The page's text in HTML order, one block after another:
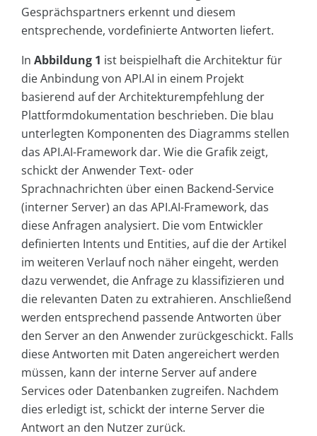
Gesprächspartners erkennt und diesem
entsprechende, vordefinierte Antworten liefert.
In Abbildung 1 ist beispielhaft die Architektur für
die Anbindung von API.AI in einem Projekt
basierend auf der Architekturempfehlung der
Plattformdokumentation beschrieben. Die blau
unterlegten Komponenten des Diagramms stellen
das API.AI-Framework dar. Wie die Grafik zeigt,
schickt der Anwender Text- oder
Sprachnachrichten über einen Backend-Service
(interner Server) an das API.AI-Framework, das
diese Anfragen analysiert. Die vom Entwickler
definierten Intents und Entities, auf die der Artikel
im weiteren Verlauf noch näher eingeht, werden
dazu verwendet, die Anfrage zu klassifizieren und
die relevanten Daten zu extrahieren. Anschließend
werden entsprechend passende Antworten über
den Server an den Anwender zurückgeschickt. Falls
diese Antworten mit Daten angereichert werden
müssen, kann der interne Server auf andere
Services oder Datenbanken zugreifen. Nachdem
dies erledigt ist, schickt der interne Server die
Antwort an den Nutzer zurück.